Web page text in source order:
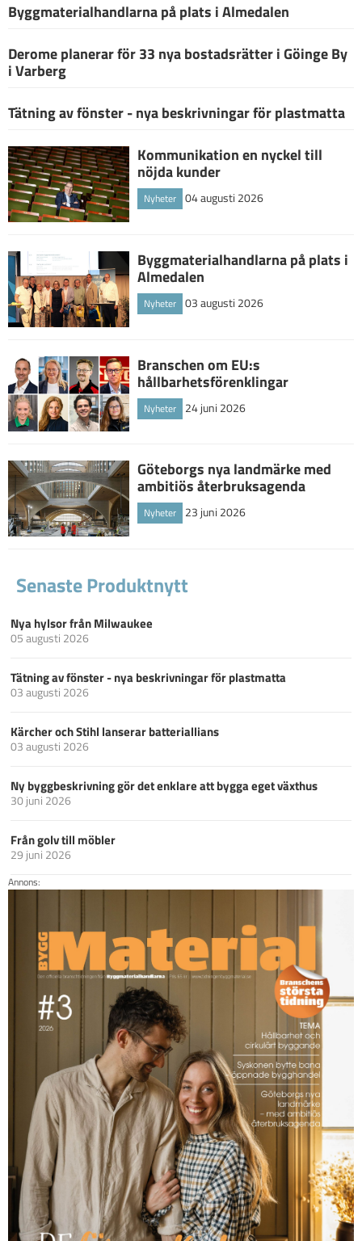
Byggmaterialhandlarna på plats i Almedalen
Derome planerar för 33 nya bostadsrätter i Göinge By
i Varberg
Tätning av fönster - nya beskrivningar för plastmatta
Kommunikation en nyckel till
nöjda kunder
Nyheter 04 augusti 2026
Byggmaterialhandlarna på plats i
Almedalen
Nyheter 03 augusti 2026
Branschen om EU:s
hållbarhetsförenklingar
Nyheter 24 juni 2026
Göteborgs nya landmärke med
ambitiös återbruksagenda
Nyheter 23 juni 2026
Senaste Produktnytt
Nya hylsor från Milwaukee
05 augusti 2026
Tätning av fönster - nya beskrivningar för plastmatta
03 augusti 2026
Kärcher och Stihl lanserar batteriallians
03 augusti 2026
Ny byggbeskrivning gör det enklare att bygga eget växthus
30 juni 2026
Från golv till möbler
29 juni 2026
Annons: